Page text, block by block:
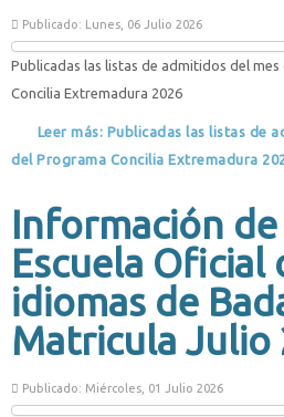
Publicado: Lunes, 06 Julio 2026
Publicadas las listas de admitidos del
Concilia Extremadura 2026
Leer más: Publicadas las listas de
del Programa Concilia Extremadura
Información de
Escuela Oficial
idiomas de
Matricula Julio
Publicado: Miércoles, 01 Julio 2026